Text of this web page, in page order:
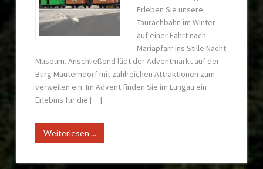
Erleben Sie unsere
Taurachbahn im Winter
auf einer Fahrt nach
Mariapfarr ins Stille Nacht
Museum. Anschließend lädt der Adventmarkt auf der
Burg Mauterndorf mit zahlreichen Attraktionen zum
verweilen ein. Im Advent finden Sie im Lungau ein
Erlebnis für die […]
Weiterlesen ...